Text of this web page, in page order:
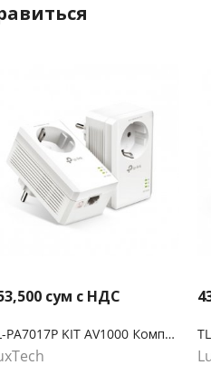
сум с НДС
TL-PA7017P KIT AV1000 Комплект гигабитных Powerline-адаптеров со встроенной розеткой